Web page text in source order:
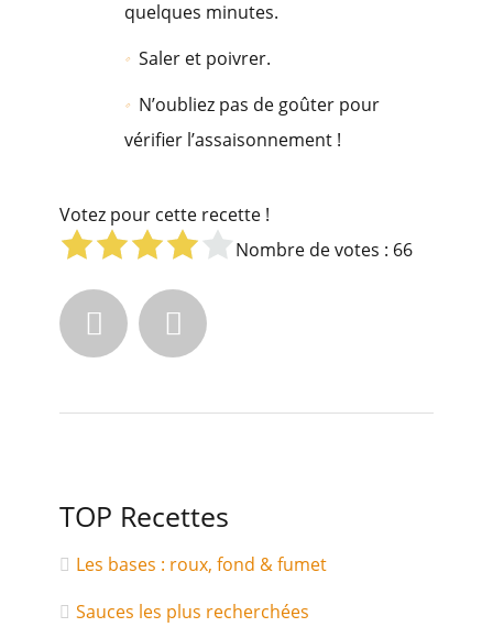
quelques minutes.
Saler et poivrer.
N’oubliez pas de goûter pour
vérifier l’assaisonnement !
Votez pour cette recette !
Nombre de votes : 66
 
TOP Recettes
Les bases : roux, fond & fumet
Sauces les plus recherchées